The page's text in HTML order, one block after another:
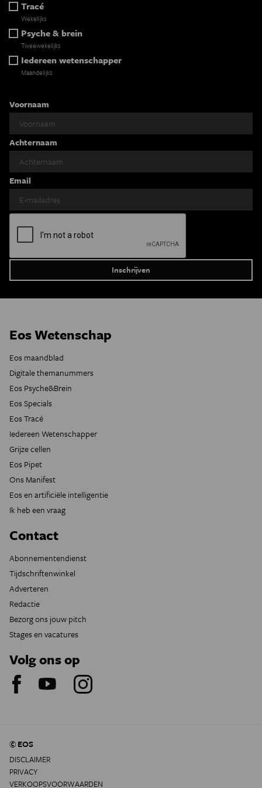
Tracé
Wekelijks
Psyche & brein
Tweewekelijks
Iedereen wetenschapper
Maandelijks
Voornaam
Achternaam
Email
Eos Wetenschap
Eos maandblad
Digitale themanummers
Eos Psyche&Brein
Eos Specials
Eos Tracé
Iedereen Wetenschapper
Grijze cellen
Eos Pipet
Ons Manifest
Eos en artificiële intelligentie
Ik heb een vraag
Contact
Abonnementendienst
Tijdschriftenwinkel
Adverteren
Redactie
Bezorg ons jouw pitch
Stages en vacatures
Volg ons op
© EOS
DISCLAIMER
PRIVACY
VERKOOPSVOORWAARDEN